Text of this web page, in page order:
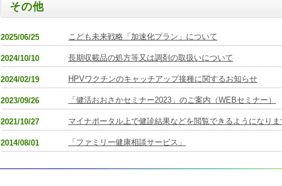
その他
2025/06/25 こども未来戦略「加速化プラン」について
2024/10/10 長期収載品の処方等又は調剤の取扱いについて
2024/02/19 HPVワクチンのキャッチアップ接種に関するお知らせ
2023/09/26 「健活おおさかセミナー2023」のご案内（WEBセミナー）
2021/10/27 マイナポータル上で健診結果などを閲覧できるようになりま
2014/08/01 「ファミリー健康相談サービス」